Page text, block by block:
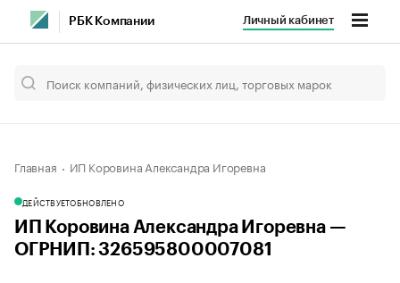
РБК Компании Личный кабинет
Главная ИП Коровина Александра Игоревна
ДЕЙСТВУЕТОБНОВЛЕНО
ИП Коровина Александра Игоревна —
ОГРНИП: 326595800007081